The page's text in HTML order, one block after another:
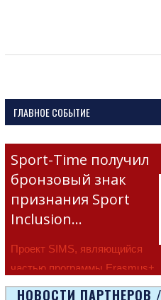
ГЛАВНОЕ СОБЫТИЕ
Sport-Time получил
бронзовый знак
признания Sport
Inclusion…
Проект SIMS, являющийся
частью программы Erasmus+
Европейско
НОВОСТИ